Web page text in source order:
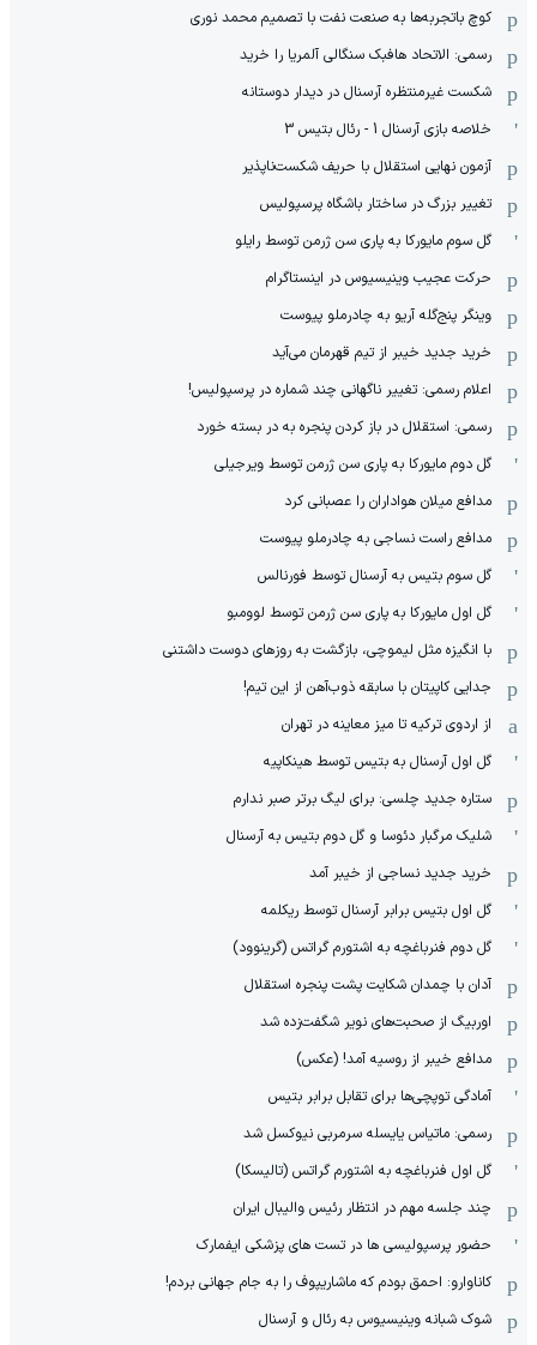
کوچ باتجربه‌ها به صنعت نفت با تصمیم محمد نوری
رسمی: الاتحاد هافبک سنگالی آلمریا را خرید
شکست غیرمنتظره آرسنال در دیدار دوستانه
خلاصه بازی آرسنال 1 - رئال بتیس 3
آزمون نهایی استقلال با حریف شکست‌ناپذیر
تغییر بزرگ در ساختار باشگاه پرسپولیس
گل سوم مایورکا به پاری سن ژرمن توسط رایلو
حرکت عجیب وینیسیوس در اینستاگرام
وینگر پنج‌گله آریو به چادرملو پیوست
خرید جدید خیبر از تیم قهرمان می‌آید
اعلام رسمی: تغییر ناگهانی چند شماره در پرسپولیس!
رسمی: استقلال در باز کردن پنجره به در بسته خورد
گل دوم مایورکا به پاری سن ژرمن توسط ویرجیلی
مدافع میلان هواداران را عصبانی کرد
مدافع راست نساجی به چادرملو پیوست
گل سوم بتیس به آرسنال توسط فورنالس
گل اول مایورکا به پاری سن ژرمن توسط لوومبو
با انگیزه مثل لیموچی، بازگشت به روزهای دوست داشتنی
جدایی کاپیتان با سابقه ذوب‌آهن از این تیم!
از اردوی ترکیه تا میز معاینه در تهران
گل اول آرسنال به بتیس توسط هینکاپیه
ستاره جدید چلسی: برای لیگ برتر صبر ندارم
شلیک مرگبار دئوسا و گل دوم بتیس به آرسنال
خرید جدید نساجی از خیبر آمد
گل اول بتیس برابر آرسنال توسط ریکلمه
گل دوم فنرباغچه به اشتورم گراتس (گرینوود)
آدان با چمدان شکایت پشت پنجره استقلال
اوربیگ از صحبت‌های نویر شگفت‌زده شد
مدافع خیبر از روسیه آمد! (عکس)
آمادگی توپچی‌ها برای تقابل برابر بتیس
رسمی: ماتیاس یایسله سرمربی نیوکسل شد
گل اول فنرباغچه به اشتورم گراتس (تالیسکا)
چند جلسه مهم در انتظار رئیس والیبال ایران
حضور پرسپولیسی ها در تست های پزشکی ایفمارک
کاناوارو: احمق بودم که ماشاریپوف را به جام جهانی بردم!
شوک شبانه وینیسیوس به رئال و آرسنال